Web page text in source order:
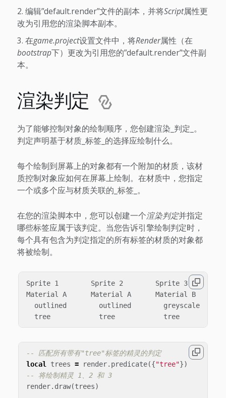
编辑”default.render”文件的副本，并将Script属性更
改为引用您的渲染脚本副本。
在game.project设置文件中，将Render属性（在
bootstrap下）更改为引用您的”default.render”文件副
本。
渲染判定
为了能够控制对象的绘制顺序，您创建渲染_判定_。
判定声明基于材质_标签_的选择应绘制什么。
每个绘制到屏幕上的对象都有一个附加的材质，该材
质控制对象应如何在屏幕上绘制。在材质中，您指定
一个或多个应与材质关联的_标签_。
在您的渲染脚本中，您可以创建一个渲染判定并指定
哪些标签应属于该判定。当您告诉引擎绘制判定时，
每个具有包含为判定指定的所有标签的材质的对象都
将被绘制。
Sprite 1        Sprite 2        Sprite 3
Material A      Material A      Material B
outlined        outlined        greyscale
-- 匹配所有带有"tree"标签的精灵的判定
local trees = render. predicate({"tree"})
-- 将绘制精灵 1、2 和 3
render. draw(trees)